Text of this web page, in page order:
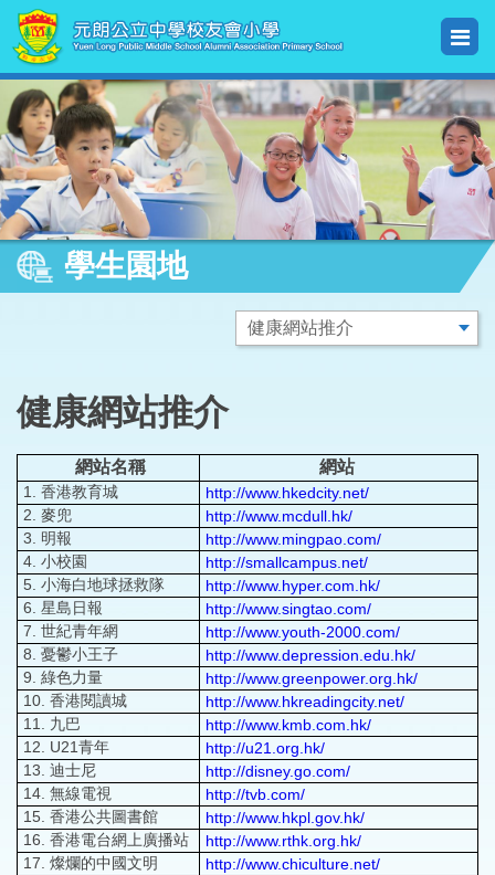
學生園地
健康網站推介
網站名稱 網站
1. 香港教育城
http://www.hkedcity.net/
2. 麥兜
http://www.mcdull.hk/
3. 明報
http://www.mingpao.com/
4. 小校園
http://smallcampus.net/
5. 小海白地球拯救隊
http://www.hyper.com.hk/
6. 星島日報
http://www.singtao.com/
7. 世紀青年網
http://www.youth-2000.com/
8. 憂鬱小王子
http://www.depression.edu.hk/
9. 綠色力量
http://www.greenpower.org.hk/
10. 香港閱讀城
http://www.hkreadingcity.net/
11. 九巴
http://www.kmb.com.hk/
12. U21青年
http://u21.org.hk/
13. 迪士尼
http://disney.go.com/
14. 無線電視
http://tvb.com/
15. 香港公共圖書館
http://www.hkpl.gov.hk/
16. 香港電台網上廣播站
http://www.rthk.org.hk/
17. 燦爛的中國文明
http://www.chiculture.net/